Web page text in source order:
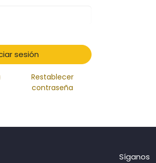
sesión
Restablecer
contraseña
Síganos